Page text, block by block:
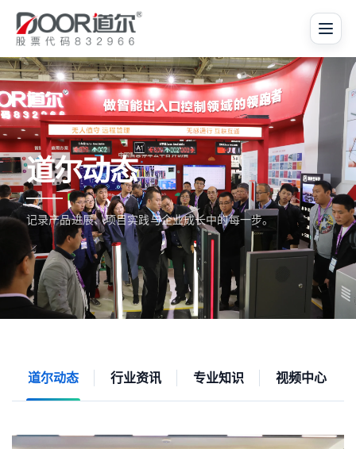
道尔动态
记录产品进展、项目实践与企业成长中的每一步。
道尔动态 行业资讯 专业知识 视频中心